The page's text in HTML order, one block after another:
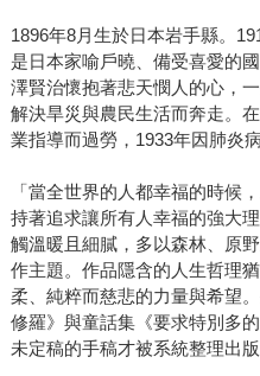
1896年8月生於日本岩手縣。
是日本家喻戶曉、備受喜愛的
澤賢治懷抱著悲天憫人的心，
解決旱災與農民生活而奔走。
業指導而過勞，1933年因肺炎
「當全世界的人都幸福的時候
持著追求讓所有人幸福的強大
觸溫暖且細膩，多以森林、原
作主題。作品隱含的人生哲理
柔、純粹而慈悲的力量與希望
修羅》與童話集《要求特別多
未定稿的手稿才被系統整理出